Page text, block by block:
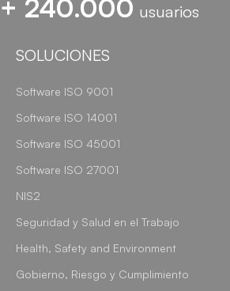
+ 240.000 usuarios
SOLUCIONES
Software ISO 9001
Software ISO 14001
Software ISO 45001
Software ISO 27001
NIS2
Seguridad y Salud en el Trabajo
Health, Safety and Environment
Gobierno, Riesgo y Cumplimiento